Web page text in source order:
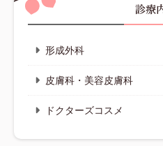
診療
形成外科
皮膚科・美容皮膚科
ドクターズコスメ